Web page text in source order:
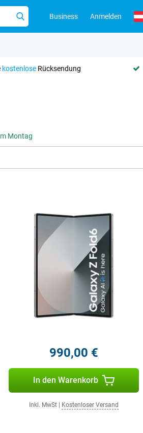
Business Anmelden
kostenloseRücksendung
Montag
990,00 €
In den Warenkorb
Inkl. MwSt| Kostenloser Versand